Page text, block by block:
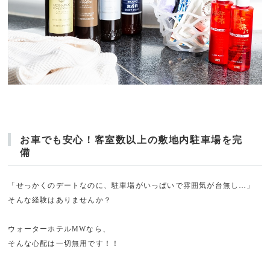
お車でも安心！客室数以上の敷地内駐車場を完
備
「せっかくのデートなのに、駐車場がいっぱいで雰囲気が台無し…」
そんな経験はありませんか？
ウォーターホテルMWなら、
そんな心配は一切無用です！！